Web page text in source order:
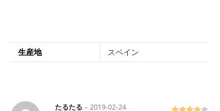
生産地 スペイン
たるたる– 2019-02-24